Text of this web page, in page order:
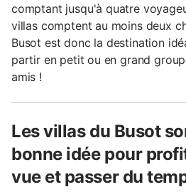
comptant jusqu'à quatre
villas comptent au moins deux
Busot est donc la destination
partir en petit ou en grand
amis !
Les villas du Busot
bonne idée pour
vue et passer du